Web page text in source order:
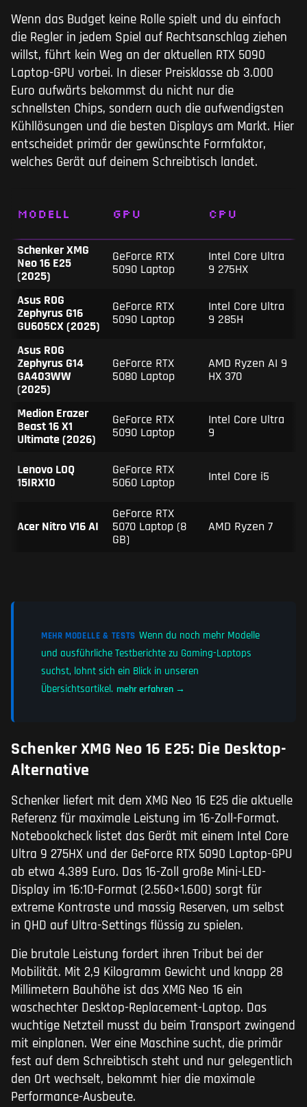
Wenn das Budget keine Rolle spielt und du einfach
die Regler in jedem Spiel auf Rechtsanschlag ziehen
willst, führt kein Weg an der aktuellen RTX 5090
Laptop-GPU vorbei. In dieser Preisklasse ab 3.000
Euro aufwärts bekommst du nicht nur die
schnellsten Chips, sondern auch die aufwendigsten
Kühllösungen und die besten Displays am Markt. Hier
entscheidet primär der gewünschte Formfaktor,
welches Gerät auf deinem Schreibtisch landet.
Modell GPU CPU
Schenker XMG
Neo 16 E25
(2025)
GeForce RTX
5090 Laptop
Intel Core Ultra
9 275HX
Asus ROG
Zephyrus G16
GU605CX (2025)
GeForce RTX
5090 Laptop
Intel Core Ultra
9 285H
Asus ROG
Zephyrus G14
GA403WW
(2025)
GeForce RTX
5080 Laptop
AMD Ryzen AI 9
HX 370
Medion Erazer
Beast 16 X1
Ultimate (2026)
GeForce RTX
5090 Laptop
Intel Core Ultra
9
Lenovo LOQ
15IRX10
GeForce RTX
5060 Laptop
Intel Core i5
Acer Nitro V16 AI
GeForce RTX
5070 Laptop (8
GB)
AMD Ryzen 7
MEHR MODELLE & TESTS Wenn du noch mehr Modelle
und ausführliche Testberichte zu Gaming-Laptops
suchst, lohnt sich ein Blick in unseren
Übersichtsartikel. mehr erfahren →
Schenker XMG Neo 16 E25: Die Desktop-
Alternative
Schenker liefert mit dem XMG Neo 16 E25 die aktuelle
Referenz für maximale Leistung im 16-Zoll-Format.
Notebookcheck listet das Gerät mit einem Intel Core
Ultra 9 275HX und der GeForce RTX 5090 Laptop-GPU
ab etwa 4.389 Euro. Das 16-Zoll große Mini-LED-
Display im 16:10-Format (2.560×1.600) sorgt für
extreme Kontraste und massig Reserven, um selbst
in QHD auf Ultra-Settings flüssig zu spielen.
Die brutale Leistung fordert ihren Tribut bei der
Mobilität. Mit 2,9 Kilogramm Gewicht und knapp 28
Millimetern Bauhöhe ist das XMG Neo 16 ein
waschechter Desktop-Replacement-Laptop. Das
wuchtige Netzteil musst du beim Transport zwingend
mit einplanen. Wer eine Maschine sucht, die primär
fest auf dem Schreibtisch steht und nur gelegentlich
den Ort wechselt, bekommt hier die maximale
Performance-Ausbeute.